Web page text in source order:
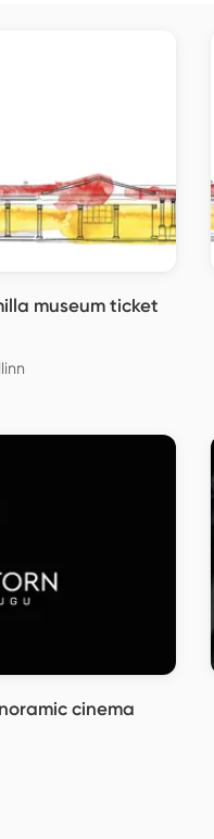
museum ticket
cinema